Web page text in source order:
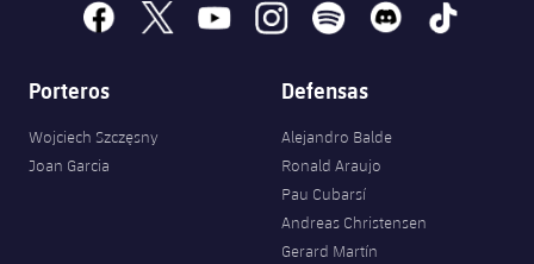
facebook
x youtubeinstagramspotify discord tiktok
Porteros
Wojciech Szczęsny
Joan Garcia
Defensas
Alejandro Balde
Ronald Araujo
Pau Cubarsí
Andreas Christensen
Gerard Martín